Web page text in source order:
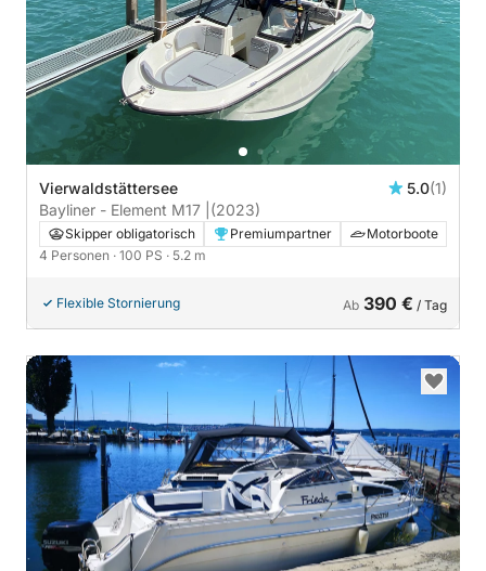
Vierwaldstättersee 5.0(1)
Bayliner - Element M17 | (2023)
Skipper obligatorisch Premiumpartner
Motorboote
4 Personen · 100 PS · 5.2 m
Flexible Stornierung Ab 390 € / Tag